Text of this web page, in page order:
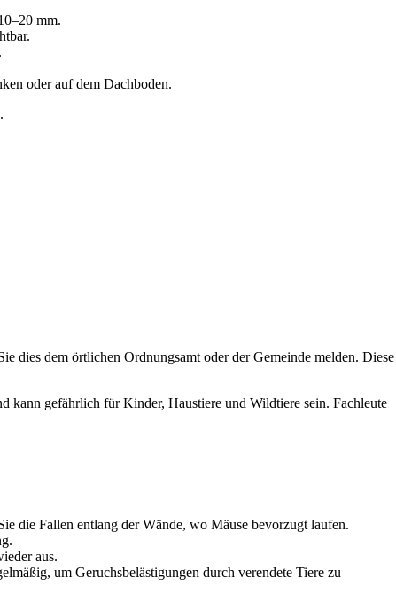
mm.
oder auf dem Dachboden.
dies dem örtlichen Ordnungsamt oder der Gemeinde melden. Diese
kann gefährlich für Kinder, Haustiere und Wildtiere sein. Fachleute
die Fallen entlang der Wände, wo Mäuse bevorzugt laufen.
aus.
um Geruchsbelästigungen durch verendete Tiere zu